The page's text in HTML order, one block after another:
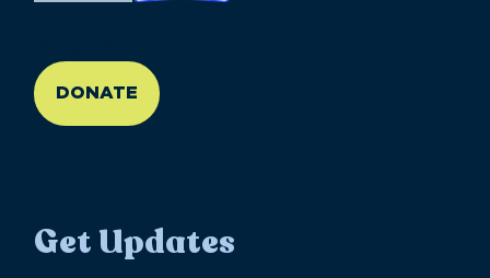
DONATE
Get Updates